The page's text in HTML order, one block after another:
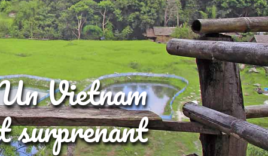
Vietnam
surprenant